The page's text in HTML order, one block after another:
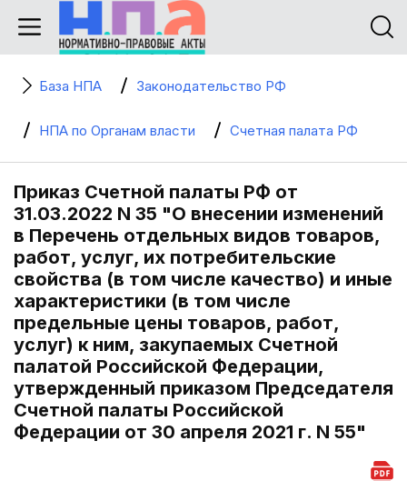
База НПА Законодательство РФ
НПА по Органам власти Счетная палата РФ
Приказ Счетной палаты РФ от
31.03.2022 N 35 "О внесении изменений
в Перечень отдельных видов товаров,
работ, услуг, их потребительские
свойства (в том числе качество) и иные
характеристики (в том числе
предельные цены товаров, работ,
услуг) к ним, закупаемых Счетной
палатой Российской Федерации,
утвержденный приказом Председателя
Счетной палаты Российской
Федерации от 30 апреля 2021 г. N 55"